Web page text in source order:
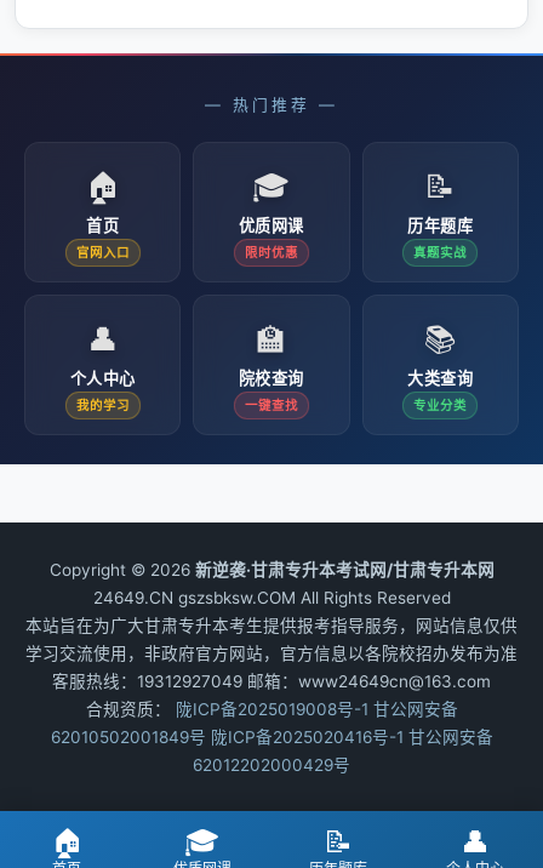
— 热门推荐 —
🏠
首页
官网入口
🎓
优质网课
限时优惠
📝
历年题库
真题实战
👤
个人中心
我的学习
🏫
院校查询
一键查找
📚
大类查询
专业分类
Copyright © 2026 新逆袭·甘肃专升本考试网/甘肃专升本网
24649.CN gszsbksw.COM All Rights Reserved
本站旨在为广大甘肃专升本考生提供报考指导服务，网站信息仅供
学习交流使用，非政府官方网站，官方信息以各院校招办发布为准
客服热线：19312927049 邮箱：www24649cn@163.com
合规资质：
陇ICP备2025019008号-1 甘公网安备
62010502001849号 陇ICP备2025020416号-1 甘公网安备
62012202000429号
🏠 🎓 📝 👤